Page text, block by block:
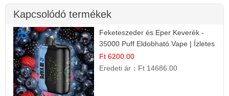
Kapcsolódó termékek
Feketeszeder és Eper Keverék -
35000 Puff Eldobható Vape | Ízletes
Gyümölcsökombináció!
Ft 6200.00
Eredeti ár： Ft 14686.00